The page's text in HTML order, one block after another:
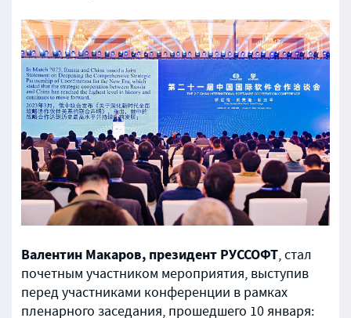
Валентин Макаров, президент РУССОФТ, стал
почетным участником мероприятия, выступив
перед участниками конференции в рамках
пленарного заседания, прошедшего 10 января: